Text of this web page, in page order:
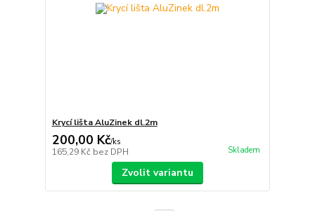
Krycí lišta AluZinek dl.2m
200,00 Kč/ks
165,29 Kč bez DPH Skladem
Zvolit variantu